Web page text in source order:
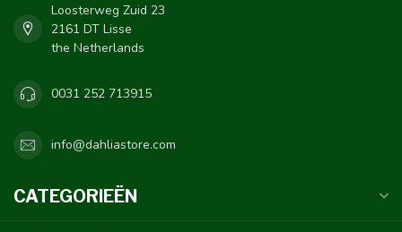
Loosterweg Zuid 23
2161 DT Lisse
the Netherlands
0031 252 713915
info@dahliastore.com
CATEGORIEËN